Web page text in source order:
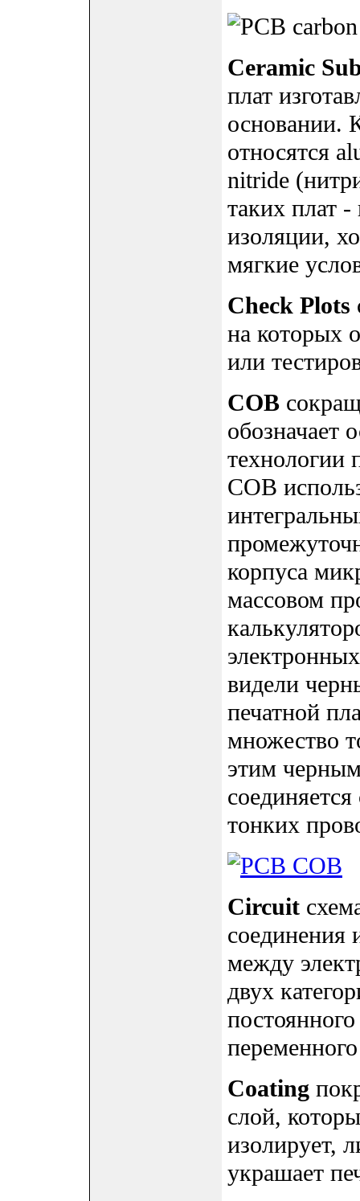
Ceramic
плат
основании.
относятся
nitride
таких плат -
изоляции,
мягкие
Check Plots
на которых
или
COB
обозначает
технологии
COB
корпуса
массовом
видели
печатной
множество
этим
тонких
Circuit
соединения
между
двух
Coating
слой,
изолирует,
украшает